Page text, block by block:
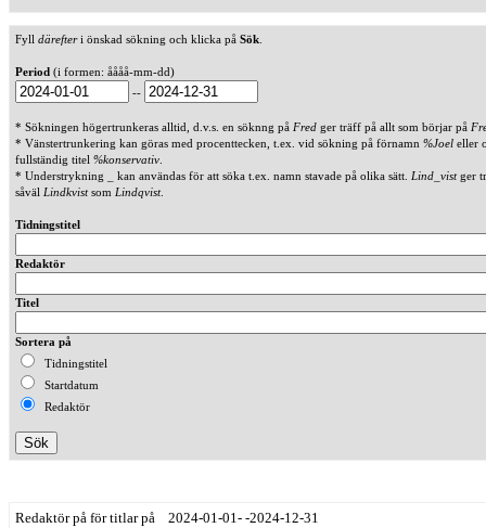
Fyll därefteri önskad sökning och klicka på Sök
Period (i formen: åååå-mm-dd)
--
* Sökningen högertrunkeras alltid, d.v.s. en söknng på Fred ger träff på allt som börjar på
* Vänstertrunkering kan göras med procenttecken, t.ex. vid sökning på förnamn %Joel eller
fullständig titel %konservativ
* Understrykning _ kan användas för att söka t.ex. namn stavade på olika sätt. Lind_vistger
såväl Lindkvistsom Lindqvist.
Tidningstitel
Redaktör
Titel
Sortera på
Tidningstitel
Startdatum
Redaktör
Redaktör på för titlar på 2024-01-01- -2024-12-31